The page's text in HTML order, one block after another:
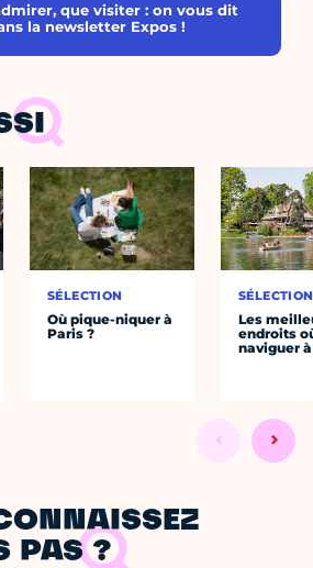
que visiter : on vous dit
la newsletter Expos !
SÉLECTION
Où pique-niquer à
Paris ?
SÉLECTION
Les
endroits
naviguer
PAS ?